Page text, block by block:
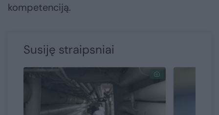
kompetenciją.
Susiję straipsniai